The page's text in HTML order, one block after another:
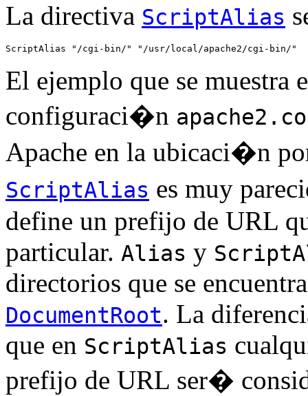
La directiva ScriptAlias
ScriptAlias "/cgi-bin/" "/usr/local/apache2/cgi-bin/"
El ejemplo que se muestra
configuraci�n
Apache en la ubicaci�n
ScriptAlias es muy
define un prefijo de URL
particular. Alias y
directorios que se
DocumentRoot. La
que en ScriptAlias
prefijo de URL ser�